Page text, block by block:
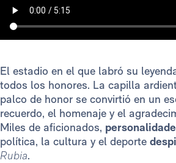
El estadio en el que labró su
todos los honores. La capilla
palco de honor se convirtió en un
recuerdo, el homenaje y el
Miles de aficionados,
política, la cultura y el deporte
Rubia.